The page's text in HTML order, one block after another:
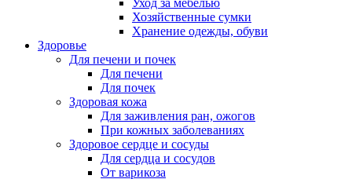
Уход за мебелью
Хозяйственные сумки
Хранение одежды, обуви
Здоровье
Для печени и почек
Для печени
Для почек
Здоровая кожа
Для заживления ран, ожогов
При кожных заболеваниях
Здоровое сердце и сосуды
Для сердца и сосудов
От варикоза